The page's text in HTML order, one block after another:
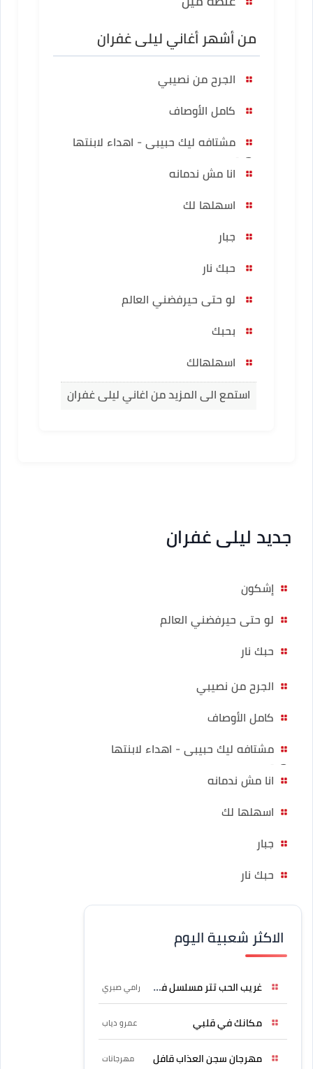
من أشهر أغاني ليلى غفران
الجرح من نصيبي
كامل الأوصاف
مشتافه ليك حبيبى - اهداء لابنتها
هبه
انا مش ندمانه
اسهلها لك
جبار
حبك نار
لو حتى حيرفضني العالم
بحبك
اسهلهالك
استمع الى المزيد من اغاني ليلى غفران
جديد ليلى غفران
إشكون
لو حتى حيرفضني العالم
حبك نار
الجرح من نصيبي
كامل الأوصاف
مشتافه ليك حبيبى - اهداء لابنتها
هبه
انا مش ندمانه
اسهلها لك
جبار
حبك نار
الاكثر شعبية اليوم
غريب الحب تتر مسلسل فرصة رامي صبري
مكانك في قلبي عمرو دياب
مهرجان سجن العذاب قافل مهرجانات